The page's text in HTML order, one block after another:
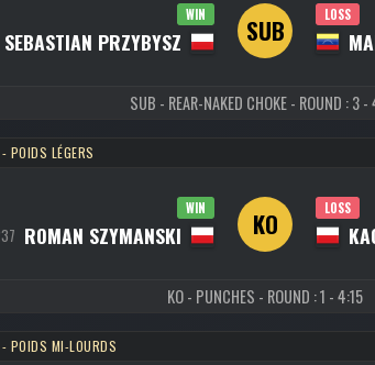
WIN
SEBASTIAN PRZYBYSZ SUB LOSS
SUB - REAR-NAKED CHOKE - ROUND : 3
POIDS LÉGERS
WIN
ROMAN SZYMANSKI KO LOSS
KO - PUNCHES - ROUND : 1 - 4:15
POIDS MI-LOURDS